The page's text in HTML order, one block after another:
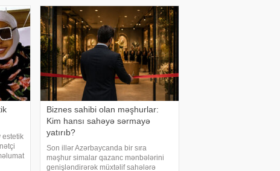
bilmədiyini bildirib. "Bu əməliyyat
Azərbaycand
estetik
Biznes sahibi olan məşhurlar:
Kim hansı sahəyə sərmayə
yatırıb?
Son illər Azərbaycanda bir sıra
məşhur simalar qazanc mənbələrini
genişləndirərək müxtəlif sahələrə